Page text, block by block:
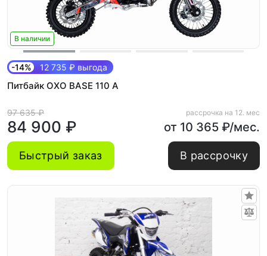
В наличии
-14% 12 735 ₽ выгода
Питбайк OXO BASE 110 A
97 635 ₽
84 900 ₽
рассрочка на 12. мес
от 10 365 ₽/мес.
Быстрый заказ В рассрочку